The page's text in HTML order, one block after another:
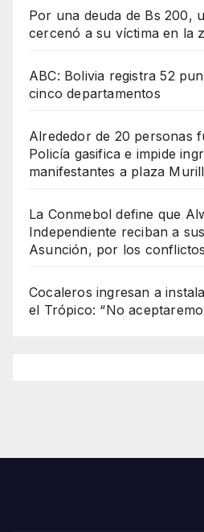
Por una deuda de Bs 200,
cercenó a su víctima en la
ABC: Bolivia registra 52
cinco departamentos
Alrededor de 20 personas
Policía gasifica e impide
manifestantes a plaza
La Conmebol define que
Independiente reciban a
Asunción, por los conflictos
Cocaleros ingresan a
el Trópico: “No